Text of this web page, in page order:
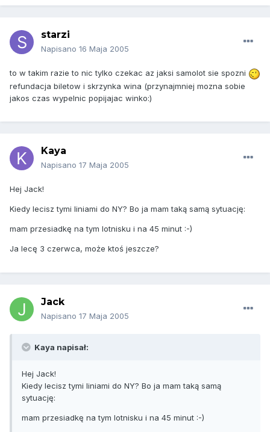
starzi
Napisano 16 Maja 2005
to w takim razie to nic tylko czekac az jaksi samolot sie spozni
refundacja biletow i skrzynka wina (przynajmniej mozna sobie
jakos czas wypelnic popijajac winko:)
Kaya
Napisano 17 Maja 2005
Hej Jack!
Kiedy lecisz tymi liniami do NY? Bo ja mam taką samą sytuację:
mam przesiadkę na tym lotnisku i na 45 minut :-)
Ja lecę 3 czerwca, może ktoś jeszcze?
Jack
Napisano 17 Maja 2005
Kaya napisał:
Hej Jack!
Kiedy lecisz tymi liniami do NY? Bo ja mam taką samą
sytuację:
mam przesiadkę na tym lotnisku i na 45 minut :-)